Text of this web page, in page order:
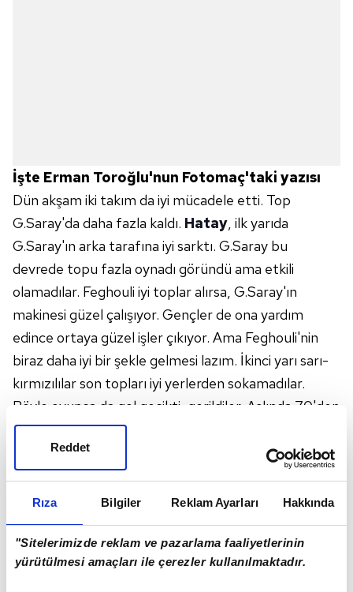
Rıza Bilgiler Reklam Ayarları Hakkında
"Sitelerimizde reklam ve pazarlama faaliyetlerinin
yürütülmesi amaçları ile çerezler kullanılmaktadır.
Reddet
İşte Erman Toroğlu'nun Fotomaç'taki yazısı
Dün akşam iki takım da iyi mücadele etti. Top
G.Saray'da daha fazla kaldı. Hatay, ilk yarıda
G.Saray'ın arka tarafına iyi sarktı. G.Saray bu
devrede topu fazla oynadı göründü ama etkili
olamadılar. Feghouli iyi toplar alırsa, G.Saray'ın
makinesi güzel çalışıyor. Gençler de ona yardım
edince ortaya güzel işler çıkıyor. Ama Feghouli'nin
biraz daha iyi bir şekle gelmesi lazım. İkinci yarı sarı-
kırmızılılar son topları iyi yerlerden sokamadılar.
Böyle oyunca da gol gecikti, gerildiler. Aslında 70'den
sonraHataysporbiraz daha top yaparak G.Saray'ın
arka tarafına gidebilse çok farklı olurdu. Onlar da
defanstan dan-dun vurarak çıkmaya başladılar,
çünkü yoruldular. Bu maç böyle biter denildiğinde,
bu son dakikalarda büyük olan takımlar sahneye
çıkıyorlar. Dün gece de öyle oldu, sarı-kırmızılılar
maçı aldılar. G.Saray iyi top yapıyor zaman zaman